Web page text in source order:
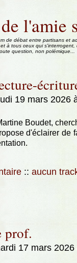
l'amie
de débat entre partisans et
à tous ceux qui
question, non polémique...
19 mars 2026
Boudet,
d'éclairer de
:: aucun
prof.
17 mars 2026